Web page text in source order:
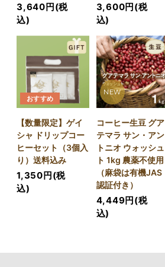
3,640円(税
込)
3,600円(税
込)
おすすめ
【数量限定】ゲイ
シャ ドリップコー
ヒーセット（3個入
り）送料込み
1,350円(税
込)
NEW
コーヒー生豆 グア
テマラ サン・アン
トニオ ウォッシュ
ト 1kg 農薬不使用
（麻袋は有機JAS
認証付き）
4,449円(税
込)